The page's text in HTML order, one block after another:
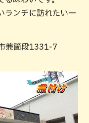
ランチに訪れたい一
兼箇段1331-7